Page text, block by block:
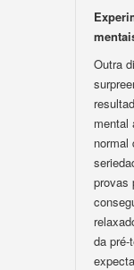
Outra
mental
normal
provas
da pré-